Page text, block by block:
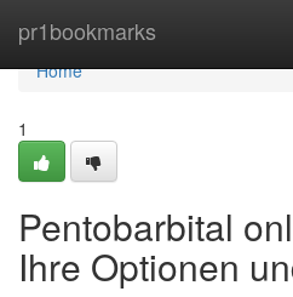
pr1bookmarks
Home
Home
1
Pentobarbital
Ihre Optionen